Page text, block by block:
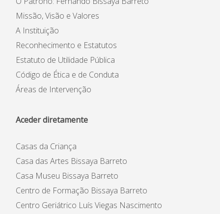
Missão, Visão e Valores
A Instituição
Reconhecimento e Estatutos
Estatuto de Utilidade Pública
Código de Ética e de Conduta
Áreas de Intervenção
Aceder diretamente
Casas da Criança
Casa das Artes Bissaya Barreto
Casa Museu Bissaya Barreto
Centro de Formação Bissaya Barreto
Centro Geriátrico Luís Viegas Nascimento